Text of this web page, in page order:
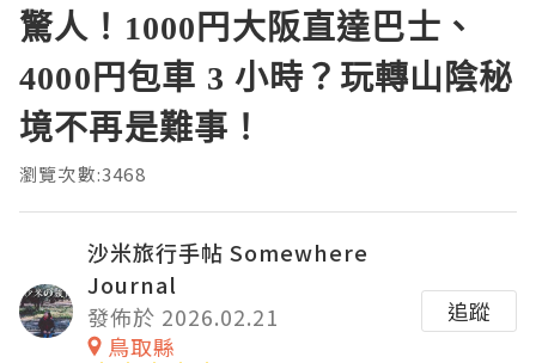
驚人！1000円大阪直達巴士、
4000円包車 3 小時？玩轉山陰秘
境不再是難事！
瀏覽次數:3468
沙米旅行手帖 Somewhere
Journal
發佈於 2026.02.21
鳥取縣
追蹤